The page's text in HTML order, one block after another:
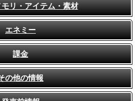
リ・アイテム・素材
エネミー
課金
の他の情報